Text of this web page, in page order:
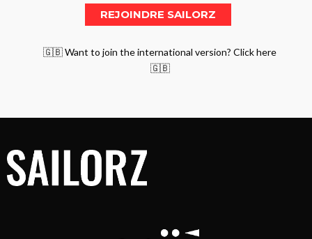
🇬🇧 Want to join the international version? Click here
🇬🇧